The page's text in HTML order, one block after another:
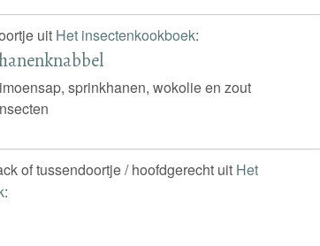
uit Het insectenkookboek:
sprinkhanen, wokolie en zout
of tussendoortje / hoofdgerecht uit Het
: